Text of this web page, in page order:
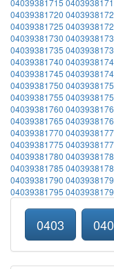
04039381715
04039381720
04039381725
04039381730
04039381735
04039381740
04039381745
04039381750
04039381755
04039381760
04039381765
04039381770
04039381775
04039381780
04039381785
04039381790
04039381795
0403